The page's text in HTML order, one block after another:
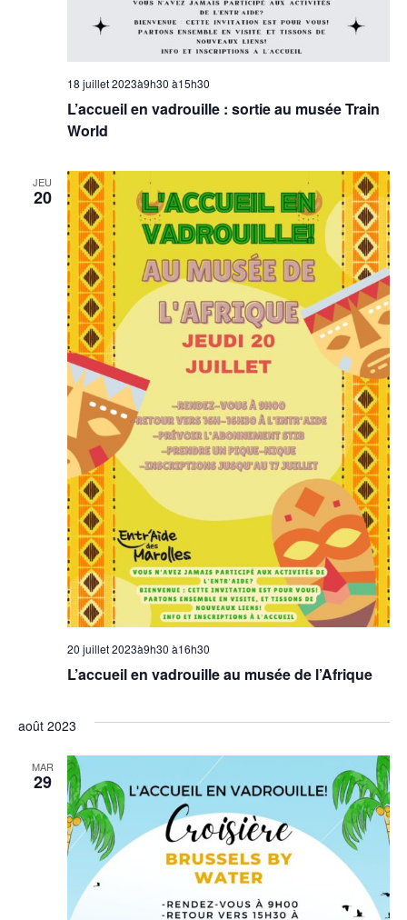
L’accueil en vadrouille : sortie au musée Train
World
18 juillet 2023à9h30 à15h30
JEU
20
L’accueil en vadrouille au musée de l’Afrique
20 juillet 2023à9h30 à16h30
août 2023
MAR
29